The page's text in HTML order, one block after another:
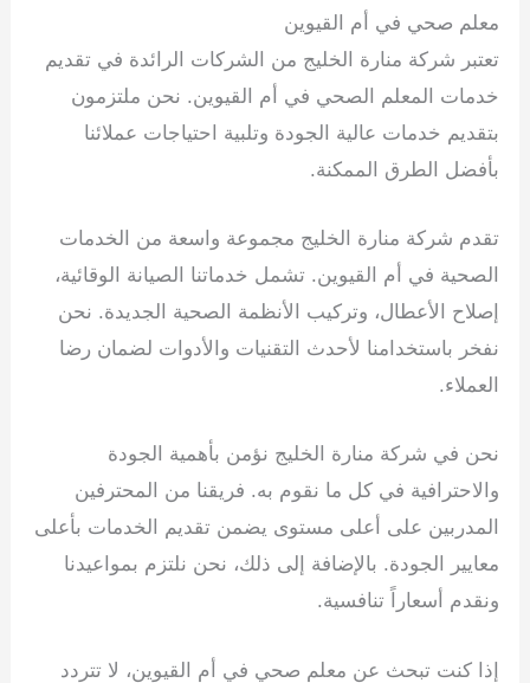
معلم صحي في أم القيوين
تعتبر شركة منارة الخليج من الشركات الرائدة في تقديم
خدمات المعلم الصحي في أم القيوين. نحن ملتزمون
بتقديم خدمات عالية الجودة وتلبية احتياجات عملائنا
بأفضل الطرق الممكنة.
تقدم شركة منارة الخليج مجموعة واسعة من الخدمات
الصحية في أم القيوين. تشمل خدماتنا الصيانة الوقائية،
إصلاح الأعطال، وتركيب الأنظمة الصحية الجديدة. نحن
نفخر باستخدامنا لأحدث التقنيات والأدوات لضمان رضا
العملاء.
نحن في شركة منارة الخليج نؤمن بأهمية الجودة
والاحترافية في كل ما نقوم به. فريقنا من المحترفين
المدربين على أعلى مستوى يضمن تقديم الخدمات بأعلى
معايير الجودة. بالإضافة إلى ذلك، نحن نلتزم بمواعيدنا
ونقدم أسعاراً تنافسية.
إذا كنت تبحث عن معلم صحي في أم القيوين، لا تتردد